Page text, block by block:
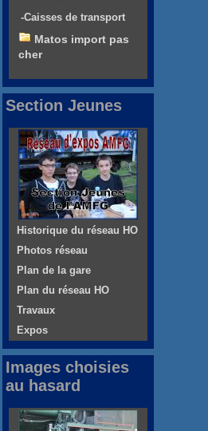
-Caisses de transport
Matos import pas
cher
Section Jeunes
Historique du réseau HO
Photos réseau
Plan de la gare
Plan du réseau HO
Travaux
Expos
Images choisies
au hasard